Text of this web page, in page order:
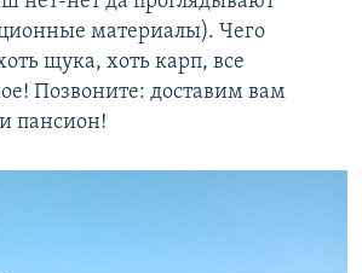
материалы). Чего
щука, хоть карп, все
Позвоните: доставим вам
пансион!